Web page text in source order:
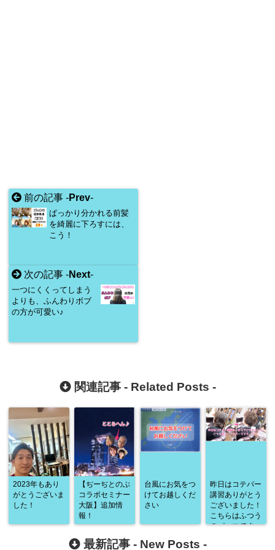
前の記事 -Prev-
ぱっかり分かれる前髪
を綺麗に下ろすには、
こう！
次の記事 -Next-
一つにくくってしまう
よりも、ふんわりボブ
の方が可愛い♪
関連記事 - Related Posts -
2023年もあり
がとうございま
した！
【ぢーぢとのぶ
コラボセミナー
大阪】追加情
報！
台風にお気をつ
けてお越しくだ
さい
昨日はコテパー
講習ありがとう
ございました！
こちらはふつう
のパーマです。
最新記事 - New Posts -